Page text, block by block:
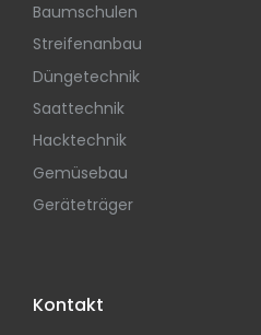
Baumschulen
Streifenanbau
Düngetechnik
Saattechnik
Hacktechnik
Gemüsebau
Geräteträger
Kontakt